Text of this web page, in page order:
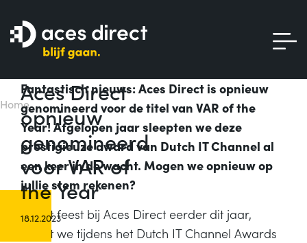
HomeAces Direct
opnieuw
genomineerd
voor VAR of
the Year
18.12.2023
Fantastisch nieuws: Aces Direct is opnieuw
genomineerd voor de titel van VAR of the
Year! Afgelopen jaar sleepten we deze
prestigieuze award van Dutch IT Channel al
een keer in de wacht. Mogen we opnieuw op
jullie stem rekenen?
Groot feest bij Aces Direct eerder dit jaar,
nadat we tijdens het Dutch IT Channel Awards